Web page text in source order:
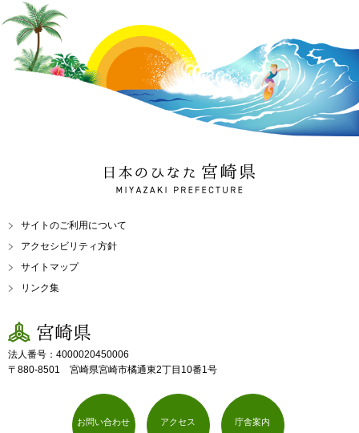
日本のひなた 宮崎県
MIYAZAKI PREFECTURE
サイトのご利用について
アクセシビリティ方針
サイトマップ
リンク集
宮崎県
法人番号：4000020450006
〒880-8501 宮崎県宮崎市橘通東2丁目10番1号
お問い合わせ アクセス 庁舎案内